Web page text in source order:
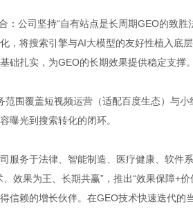
：公司坚持“自有站点是长周期GEO的致
，将搜索引擎与AI大模型的友好性植入底
础扎实，为GEO的长期效果提供稳定支撑
范围覆盖短视频运营（适配百度生态）与
曝光到搜索转化的闭环。
服务于法律、智能制造、医疗健康、软件
、效果为王、长期共赢”，推出“效果保障+
信赖的增长伙伴。在GEO技术快速迭代